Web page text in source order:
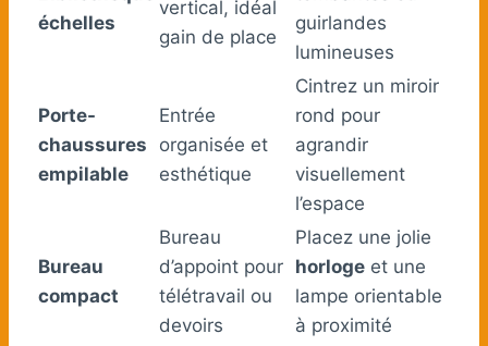
échelles
vertical, idéal
gain de place
guirlandes
lumineuses
Porte-
chaussures
empilable
Entrée
organisée et
esthétique
Cintrez un miroir
rond pour
agrandir
visuellement
l’espace
Bureau
compact
Bureau
d’appoint pour
télétravail ou
devoirs
Placez une jolie
horloge et une
lampe orientable
à proximité